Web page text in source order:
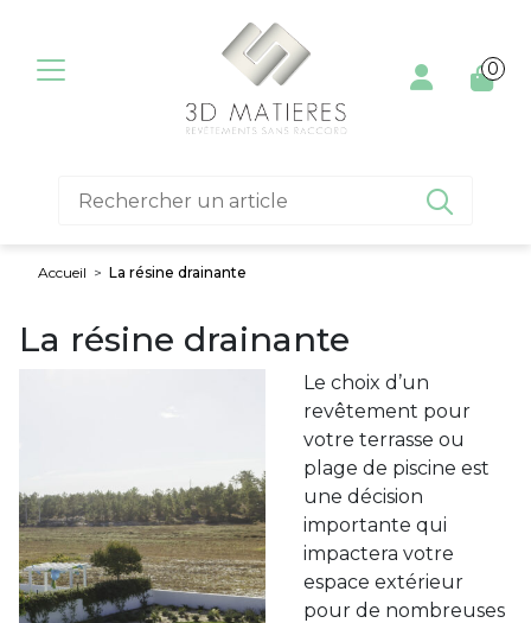
 0
Accueil > La résine drainante
La résine drainante
Le choix d’un
revêtement pour
votre terrasse ou
plage de piscine est
une décision
importante qui
impactera votre
espace extérieur
pour de nombreuses